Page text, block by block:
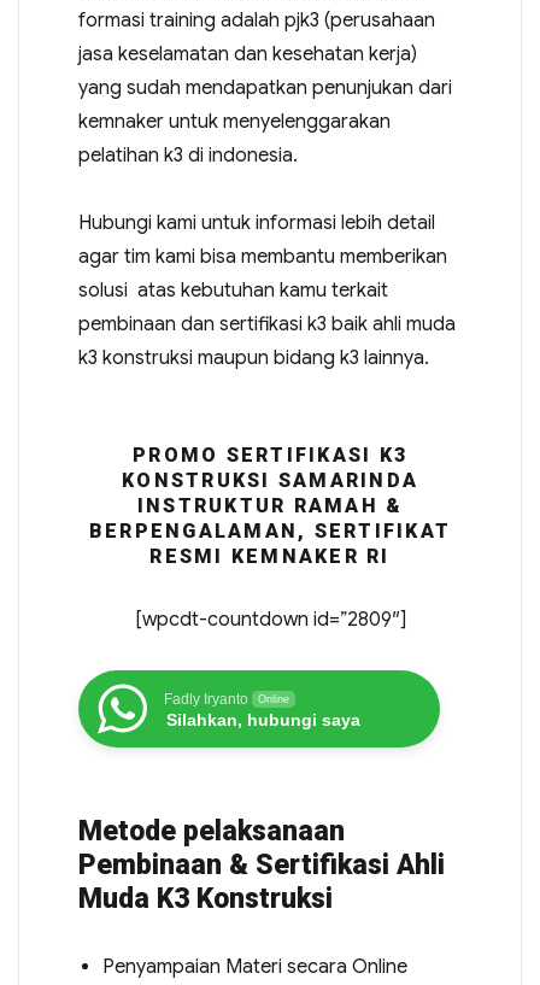
formasi training adalah pjk3 (perusahaan
jasa keselamatan dan kesehatan kerja)
yang sudah mendapatkan penunjukan dari
kemnaker untuk menyelenggarakan
pelatihan k3 di indonesia.
Hubungi kami untuk informasi lebih detail
agar tim kami bisa membantu memberikan
solusi atas kebutuhan kamu terkait
pembinaan dan sertifikasi k3 baik ahli muda
k3 konstruksi maupun bidang k3 lainnya.
PROMO SERTIFIKASI K3
KONSTRUKSI SAMARINDA
INSTRUKTUR RAMAH &
BERPENGALAMAN, SERTIFIKAT
RESMI KEMNAKER RI
[wpcdt-countdown id=”2809″]
Fadly Iryanto Online
Silahkan, hubungi saya
Metode pelaksanaan
Pembinaan & Sertifikasi Ahli
Muda K3 Konstruksi
Penyampaian Materi secara Online